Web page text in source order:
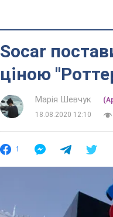
Socar
ціною
Марія Шевчук
18.08.2020 12:10
1